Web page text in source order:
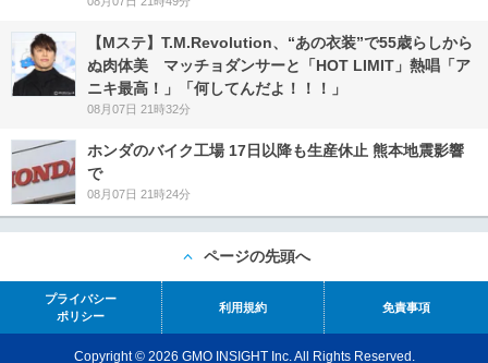
【Mステ】T.M.Revolution、“あの衣装”で55歳らしから
ぬ肉体美 マッチョダンサーと「HOT LIMIT」熱唱「ア
ニキ最高！」「何してんだよ！！！」
08月07日 21時32分
ホンダのバイク工場 17日以降も生産休止 熊本地震影響
で
08月07日 21時24分
ページの先頭へ
プライバシー
ポリシー
利用規約 免責事項
Copyright © 2026 GMO INSIGHT Inc. All Rights Reserved.